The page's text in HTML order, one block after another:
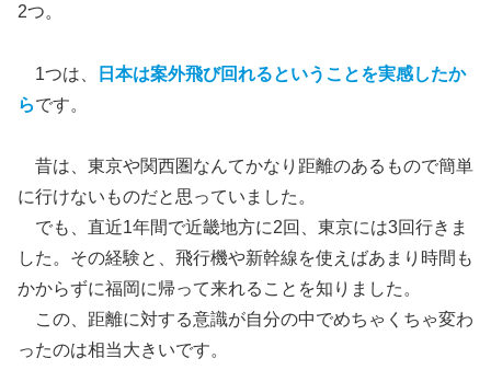
2つ。
1つは、 日本は案外飛び回れるということを実感したか
らです。
昔は、東京や関西圏なんてかなり距離のあるもので簡単
に行けないものだと思っていました。
でも、直近1年間で近畿地方に2回、東京には3回行きま
した。その経験と、飛行機や新幹線を使えばあまり時間も
かからずに福岡に帰って来れることを知りました。
この、距離に対する意識が自分の中でめちゃくちゃ変わ
ったのは相当大きいです。